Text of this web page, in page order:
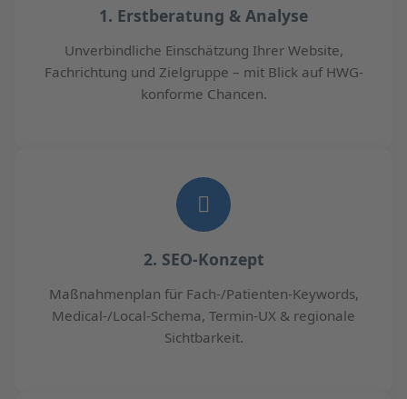
1. Erstberatung & Analyse
Unverbindliche Einschätzung Ihrer Website,
Fachrichtung und Zielgruppe – mit Blick auf HWG-
konforme Chancen.
2. SEO-Konzept
Maßnahmenplan für Fach-/Patienten-Keywords,
Medical-/Local-Schema, Termin-UX & regionale
Sichtbarkeit.